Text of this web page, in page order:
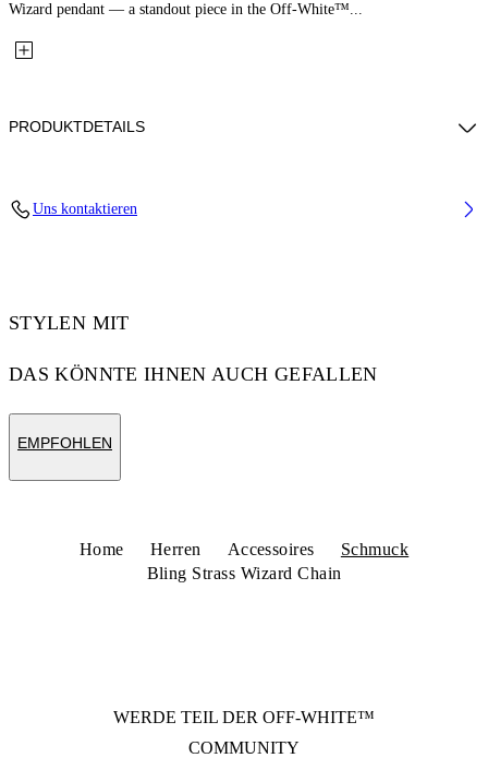
Wizard pendant — a standout piece in the Off-White™...
PRODUKTDETAILS
Uns kontaktieren
STYLEN MIT
DAS KÖNNTE IHNEN AUCH GEFALLEN
EMPFOHLEN
Home Herren Accessoires
Schmuck
Bling Strass Wizard Chain
WERDE TEIL DER OFF-WHITE™
COMMUNITY